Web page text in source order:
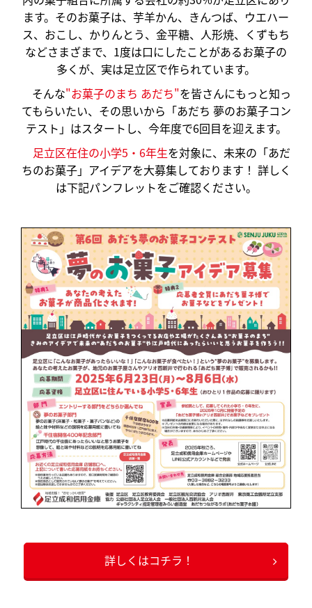
ます。そのお菓子は、芋羊かん、きんつば、ウエハー
ス、おこし、かりんとう、金平糖、人形焼、くずもち
などさまざまで、1度は口にしたことがあるお菓子の
多くが、実は足立区で作られています。
そんな"お菓子のまち あだち"を皆さんにもっと知っ
てもらいたい、その思いから「あだち 夢のお菓子コン
テスト」はスタートし、今年度で6回目を迎えます。
足立区在住の小学5・6年生を対象に、未来の「あだ
ちのお菓子」アイデアを大募集しております！ 詳しく
は下記パンフレットをご確認ください。
詳しくはコチラ！